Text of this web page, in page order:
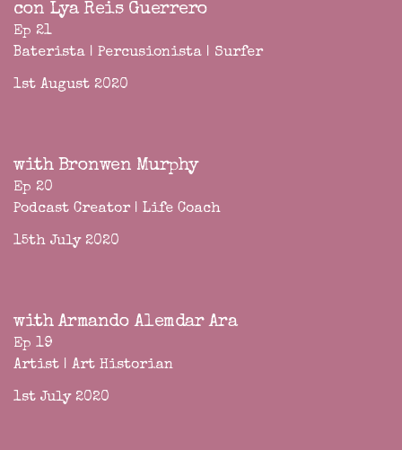
con Lya Reis Guerrero
Ep 21
Baterista | Percusionista | Surfer
1st August 2020
with Bronwen Murphy
Ep 20
Podcast Creator | Life Coach
15th July 2020
with Armando Alemdar Ara
Ep 19
Artist | Art Historian
1st July 2020